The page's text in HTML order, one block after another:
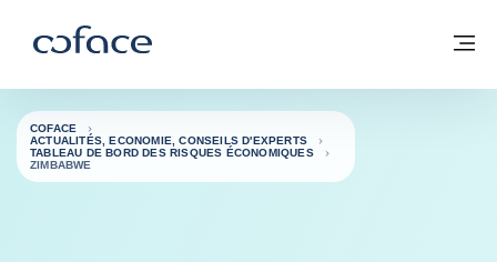
Coface, for Trade - Page d'accueil Groupe Coface
Retour à la page d'accueil
COFACE
ACTUALITÉS, ECONOMIE, CONSEILS D'EXPERTS
TABLEAU DE BORD DES RISQUES ÉCONOMIQUES
ZIMBABWE